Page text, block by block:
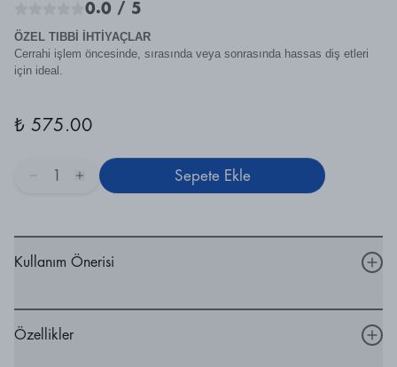
0.0 / 5
ÖZEL TIBBİ İHTİYAÇLAR
Cerrahi işlem öncesinde, sırasında veya sonrasında hassas diş etleri
için ideal.
₺ 575.00
1 Sepete Ekle
Kullanım Önerisi
Özellikler